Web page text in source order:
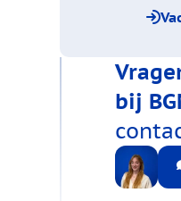
bij